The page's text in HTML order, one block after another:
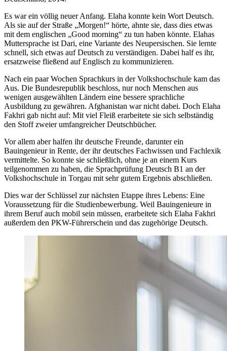
Es war ein völlig neuer Anfang. Elaha konnte kein Wort Deutsch.
Als sie auf der Straße „Morgen!“ hörte, ahnte sie, dass dies etwas
mit dem englischen „Good morning“ zu tun haben könnte. Elahas
Muttersprache ist Dari, eine Variante des Neupersischen. Sie lernte
schnell, sich etwas auf Deutsch zu verständigen. Dabei half es ihr,
ersatzweise fließend auf Englisch zu kommunizieren.
Nach ein paar Wochen Sprachkurs in der Volkshochschule kam das
Aus. Die Bundesrepublik beschloss, nur noch Menschen aus
wenigen ausgewählten Ländern eine bessere sprachliche
Ausbildung zu gewähren. Afghanistan war nicht dabei. Doch Elaha
Fakhri gab nicht auf: Mit viel Fleiß erarbeitete sie sich selbständig
den Stoff zweier umfangreicher Deutschbücher.
Vor allem aber halfen ihr deutsche Freunde, darunter ein
Bauingenieur in Rente, der ihr deutsches Fachwissen und Fachlexik
vermittelte. So konnte sie schließlich, ohne je an einem Kurs
teilgenommen zu haben, die Sprachprüfung Deutsch B1 an der
Volkshochschule in Torgau mit sehr gutem Ergebnis abschließen.
Dies war der Schlüssel zur nächsten Etappe ihres Lebens: Eine
Voraussetzung für die Studienbewerbung. Weil Bauingenieure in
ihrem Beruf auch mobil sein müssen, erarbeitete sich Elaha Fakhri
außerdem den PKW-Führerschein und das zugehörige Deutsch.